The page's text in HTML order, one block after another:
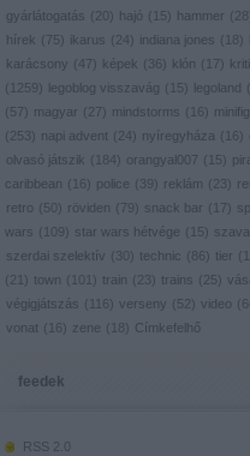
gyárlátogatás ( 20) hajó ( 15) hammer ( 28
hírek ( 75) ikarus ( 24) indiana jones ( 18 )
karácsony ( 47) képek ( 36 ) klón ( 17)
(
1259) legoblog visszavág ( 15) legoland (
( 57) magyar ( 27) mindstorms ( 16 ) minifig
( 253) napi advent ( 24) nyíregyháza ( 16 )
olvasó játszik ( 184) orangyal007 ( 15)
caribbean ( 16 ) police ( 39) reklám ( 23)
retro ( 50) röviden ( 79) snack bar ( 17)
wars ( 109) star wars hétvége ( 15)
szerdai szelektív ( 30) technic ( 86 ) tier (
( 21 ) town ( 101 ) train ( 23) trains ( 25)
végigjátszás ( 116 ) verseny ( 52) video (
vonat ( 16 ) zene ( 18 ) Címkefelhő
feedek
RSS 2.0